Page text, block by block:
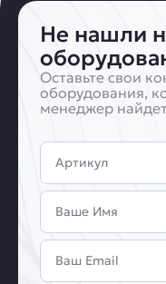
Не нашли
Оставьте свои
оборудования,
менеджер
Артикул
Имя
Email